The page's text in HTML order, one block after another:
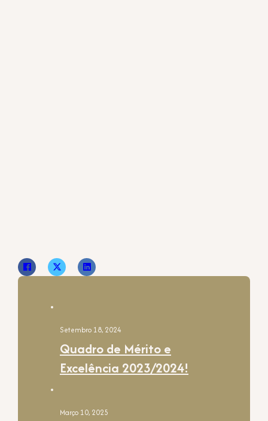
Setembro 18, 2024
Quadro de Mérito e
Excelência 2023/2024!
Março 10, 2025